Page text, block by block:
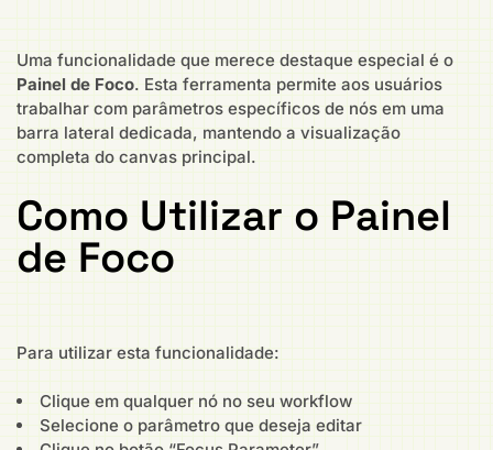
Uma funcionalidade que merece destaque especial é o
Painel de Foco. Esta ferramenta permite aos usuários
trabalhar com parâmetros específicos de nós em uma
barra lateral dedicada, mantendo a visualização
completa do canvas principal.
Como Utilizar o Painel
de Foco
Para utilizar esta funcionalidade:
Clique em qualquer nó no seu workflow
Selecione o parâmetro que deseja editar